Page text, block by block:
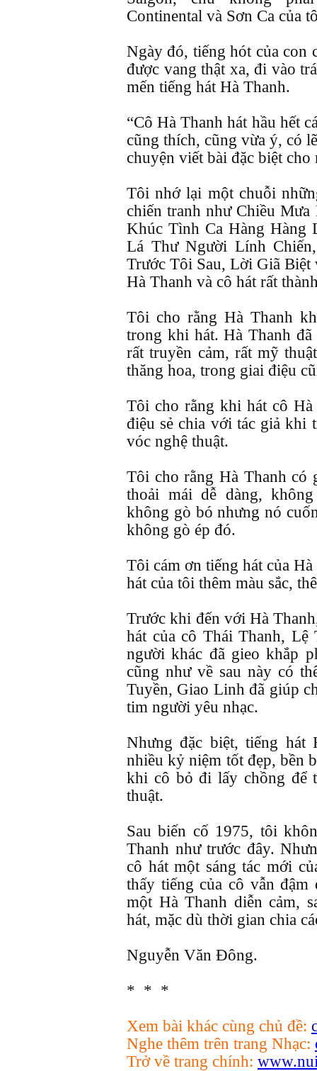
Continental và Sơn Ca của
Ngày đó, tiếng hót của con
được vang thật xa, đi vào
mến tiếng hát Hà Thanh.
“Cô Hà Thanh hát hầu hết
cũng thích, cũng vừa ý, có
chuyện viết bài đặc biệt cho
Tôi nhớ lại một chuỗi
chiến tranh như Chiều
Khúc Tình Ca Hàng Hàng
Lá Thư Người Lính
Trước Tôi Sau, Lời Giã
Hà Thanh và cô hát rất
Tôi cho rằng Hà Thanh
trong khi hát. Hà Thanh
rất truyền cảm, rất mỹ
thăng hoa, trong giai điệu
Tôi cho rằng khi hát cô
điệu sẻ chia với tác giả khi
vóc nghệ thuật.
Tôi cho rằng Hà Thanh có
thoải mái dễ dàng,
không gò bó nhưng nó
không gò ép đó.
Tôi cám ơn tiếng hát của
hát của tôi thêm màu sắc,
Trước khi đến với Hà
hát của cô Thái Thanh,
người khác đã gieo khắp
cũng như về sau này có
Tuyền, Giao Linh đã giúp
tim người yêu nhạc.
Nhưng đặc biệt, tiếng
nhiều kỷ niệm tốt đẹp, bền
khi cô bỏ đi lấy chồng để
thuật.
Sau biến cố 1975, tôi
Thanh như trước đây.
cô hát một sáng tác mới
thấy tiếng của cô vẫn đậm
một Hà Thanh diễn cảm,
hát, mặc dù thời gian chia
Nguyễn Văn Đông.
* * *
Xem bài khác cùng chủ đề:
Nghe thêm trên trang Nhạc:
Trở về trang chính: